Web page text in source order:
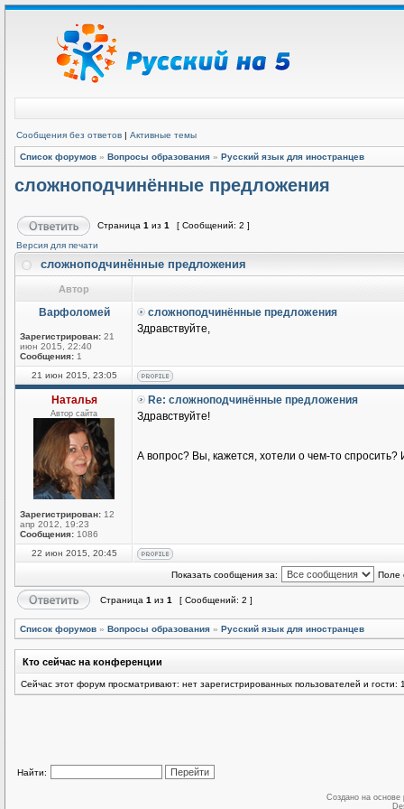
Сообщения без ответов | Активные темы
Список форумов » Вопросы образования » Русский язык для иностранцев
сложноподчинённые предложения
Страница 1 из 1
[ Сообщений: 2 ]
Версия для печати
сложноподчинённые предложения
Автор
Варфоломей
Зарегистрирован: 21
июн 2015, 22:40
Сообщения: 1
сложноподчинённые предложения
Здравствуйте,
21 июн 2015, 23:05
Наталья
Автор сайта
Зарегистрирован: 12
апр 2012, 19:23
Сообщения: 1086
Re: сложноподчинённые предложения
Здравствуйте!
А вопрос? Вы, кажется, хотели о чем-то
22 июн 2015, 20:45
Показать сообщения за: Поле
Страница 1 из 1 [ Сообщений: 2 ]
Список форумов » Вопросы образования » Русский язык для иностранцев
Кто сейчас на конференции
Сейчас этот форум просматривают: нет зарегистрированных пользователей и гости:
Найти:
Создано на основе